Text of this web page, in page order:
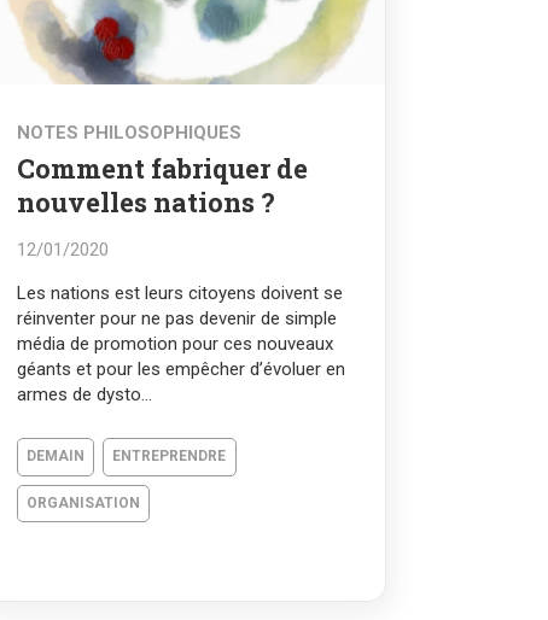
NOTES PHILOSOPHIQUES
Comment fabriquer de
nouvelles nations ?
12/01/2020
Les nations est leurs citoyens doivent se
réinventer pour ne pas devenir de simple
média de promotion pour ces nouveaux
géants et pour les empêcher d’évoluer en
armes de dysto...
DEMAIN ENTREPRENDRE
ORGANISATION